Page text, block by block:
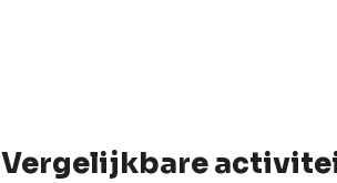
Vergelijkbare